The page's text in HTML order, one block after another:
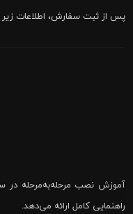
پس از ثبت سفارش، اطلاعات
آموزش نصب مرحله‌به‌مرحله در
راهنمایی کامل ارائه می‌دهد.